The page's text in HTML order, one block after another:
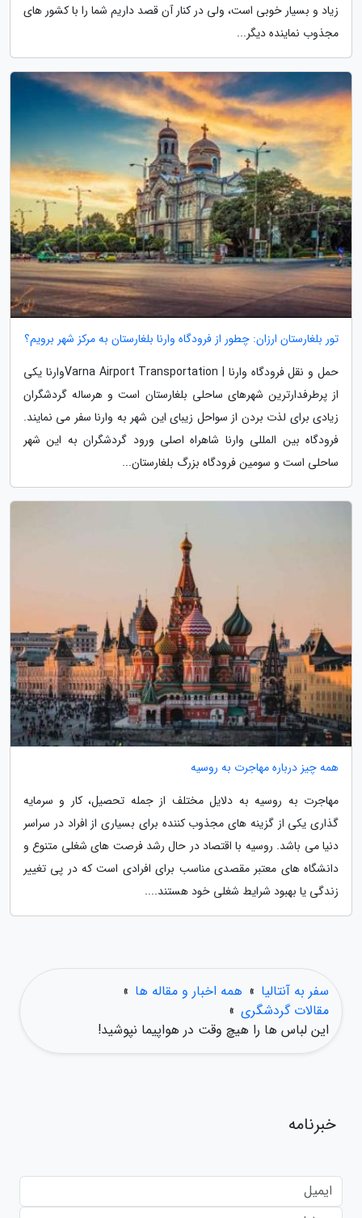
زیاد و بسیار خوبی است، ولی در کنار آن قصد داریم شما را با کشور های
مجذوب نماینده دیگر...
تور بلغارستان ارزان: چطور از فرودگاه وارنا بلغارستان به مرکز شهر برویم؟
حمل و نقل فرودگاه وارنا | Varna Airport Transportationوارنا یکی
از پرطرفدارترین شهرهای ساحلی بلغارستان است و هرساله گردشگران
زیادی برای لذت بردن از سواحل زیبای این شهر به وارنا سفر می نمایند.
فرودگاه بین المللی وارنا شاهراه اصلی ورود گردشگران به این شهر
ساحلی است و سومین فرودگاه بزرگ بلغارستان...
همه چیز درباره مهاجرت به روسیه
مهاجرت به روسیه به دلایل مختلف از جمله تحصیل، کار و سرمایه
گذاری یکی از گزینه های مجذوب کننده برای بسیاری از افراد در سراسر
دنیا می باشد. روسیه با اقتصاد در حال رشد فرصت های شغلی متنوع و
دانشگاه های معتبر مقصدی مناسب برای افرادی است که در پی تغییر
زندگی یا بهبود شرایط شغلی خود هستند....
سفر به آنتالیا » همه اخبار و مقاله ها »
مقالات گردشگری »
این لباس ها را هیچ وقت در هواپیما نپوشید!
خبرنامه